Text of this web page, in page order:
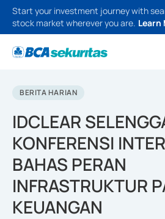
Start your investment journey with
stock market wherever you are. Learn
BERITA HARIAN
IDCLEAR
KONFERENSI
BAHAS PERAN
INFRASTRUKTUR
KEUANGAN